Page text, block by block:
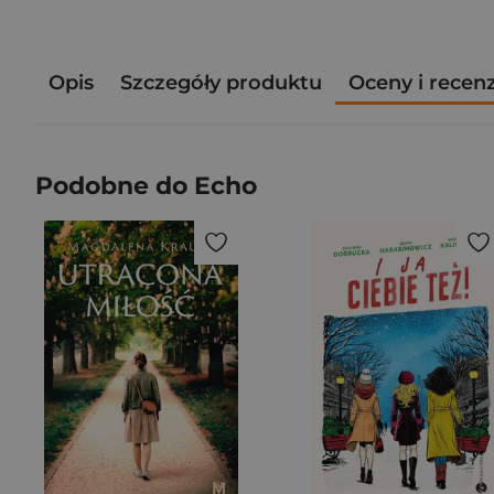
Opis Szczegóły produktu Oceny i
Podobne do Echo